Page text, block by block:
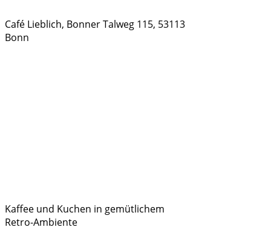
Café Lieblich, Bonner Talweg 115, 53113
Bonn
Kaffee und Kuchen in gemütlichem
Retro-Ambiente